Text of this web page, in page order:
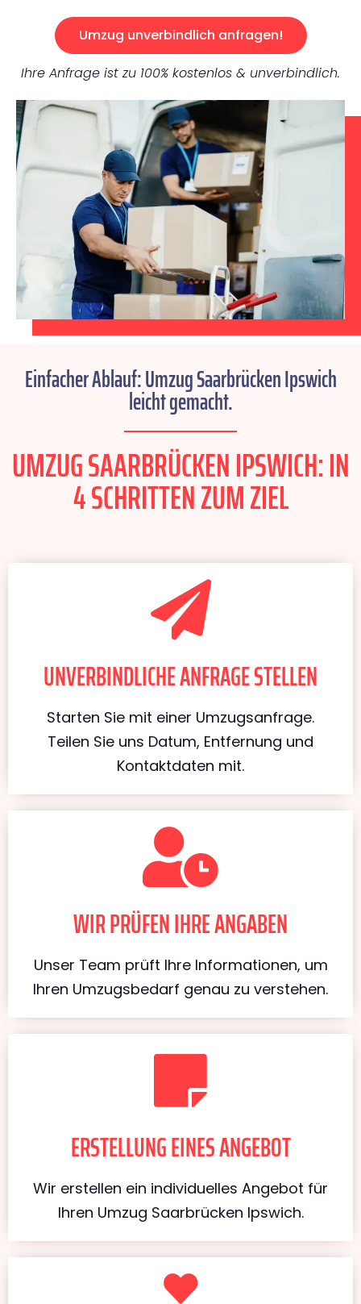
Umzug unverbindlich anfragen!
Ihre Anfrage ist zu 100% kostenlos & unverbindlich.
Einfacher Ablauf: Umzug Saarbrücken Ipswich
leicht gemacht.
UMZUG SAARBRÜCKEN IPSWICH: IN
4 SCHRITTEN ZUM ZIEL
UNVERBINDLICHE ANFRAGE STELLEN
Starten Sie mit einer Umzugsanfrage.
Teilen Sie uns Datum, Entfernung und
Kontaktdaten mit.
WIR PRÜFEN IHRE ANGABEN
Unser Team prüft Ihre Informationen, um
Ihren Umzugsbedarf genau zu verstehen.
ERSTELLUNG EINES ANGEBOT
Wir erstellen ein individuelles Angebot für
Ihren Umzug Saarbrücken Ipswich.